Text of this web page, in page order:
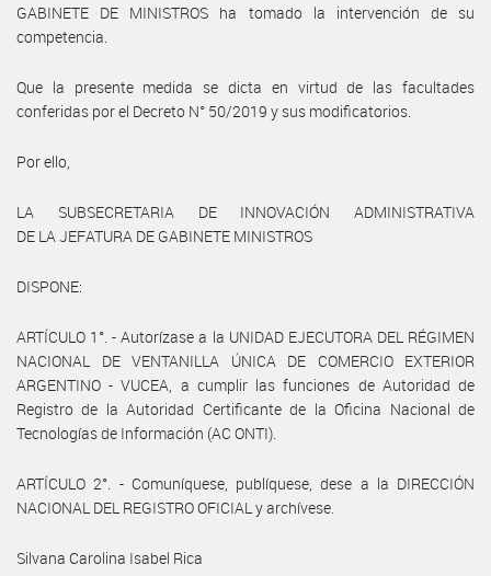
GABINETE DE MINISTROS ha tomado la intervención de su
competencia.
Que la presente medida se dicta en virtud de las facultades
conferidas por el Decreto N° 50/2019 y sus modificatorios.
Por ello,
LA SUBSECRETARIA DE INNOVACIÓN ADMINISTRATIVA
DE LA JEFATURA DE GABINETE MINISTROS
DISPONE:
ARTÍCULO 1°. - Autorízase a la UNIDAD EJECUTORA DEL RÉGIMEN
NACIONAL DE VENTANILLA ÚNICA DE COMERCIO EXTERIOR
ARGENTINO - VUCEA, a cumplir las funciones de Autoridad de
Registro de la Autoridad Certificante de la Oficina Nacional de
Tecnologías de Información (AC ONTI).
ARTÍCULO 2°. - Comuníquese, publíquese, dese a la DIRECCIÓN
NACIONAL DEL REGISTRO OFICIAL y archívese.
Silvana Carolina Isabel Rica